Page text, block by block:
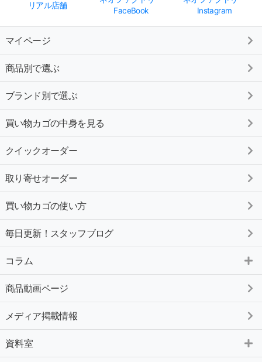
リアル店舗
FaceBook
Instagram
マイページ
商品別で選ぶ
ブランド別で選ぶ
買い物カゴの中身を見る
クイックオーダー
取り寄せオーダー
買い物カゴの使い方
毎日更新！スタッフブログ
コラム
商品動画ページ
メディア掲載情報
資料室